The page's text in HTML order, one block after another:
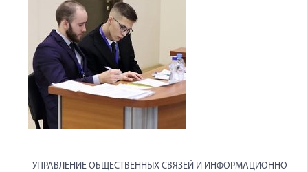
УПРАВЛЕНИЕ ОБЩЕСТВЕННЫХ СВЯЗЕЙ И ИНФОРМАЦИОННО-